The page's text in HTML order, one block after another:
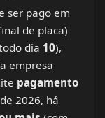
ser pago em
de placa)
dia 10),
empresa
pagamento
2026, há